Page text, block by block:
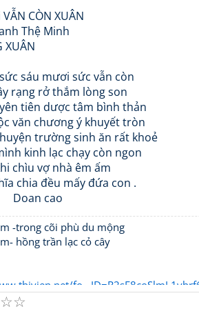
CÒN XUÂN
Thệ Minh
XUÂN
sáu mươi sức vẫn còn
rạng rở thắm lòng son
tiên dược tâm bình thản
văn chương ý khuyết tròn
trường sinh ăn rất khoẻ
kinh lạc chạy còn ngon
chìu vợ nhà êm ấm
chia đều mấy đứa con .
cao
-trong cõi phù du mộng
hồng trần lạc cỏ cây
☆
☆